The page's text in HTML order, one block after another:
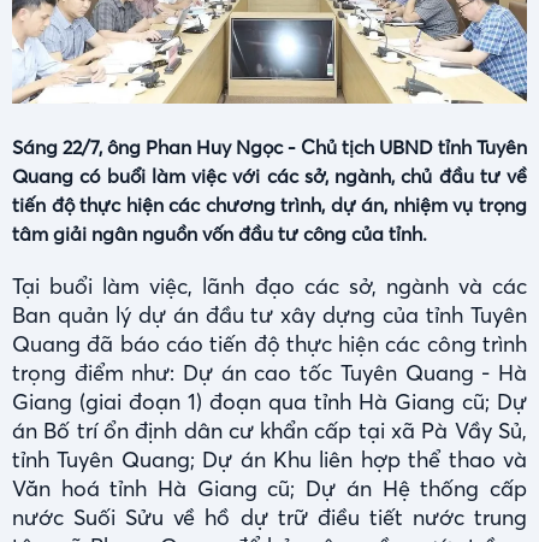
Sáng 22/7, ông Phan Huy Ngọc - Chủ tịch UBND tỉnh Tuyên
Quang có buổi làm việc với các sở, ngành, chủ đầu tư về
tiến độ thực hiện các chương trình, dự án, nhiệm vụ trọng
tâm giải ngân nguồn vốn đầu tư công của tỉnh.
Tại buổi làm việc, lãnh đạo các sở, ngành và các
Ban quản lý dự án đầu tư xây dựng của tỉnh Tuyên
Quang đã báo cáo tiến độ thực hiện các công trình
trọng điểm như: Dự án cao tốc Tuyên Quang - Hà
Giang (giai đoạn 1) đoạn qua tỉnh Hà Giang cũ; Dự
án Bố trí ổn định dân cư khẩn cấp tại xã Pà Vầy Sủ,
tỉnh Tuyên Quang; Dự án Khu liên hợp thể thao và
Văn hoá tỉnh Hà Giang cũ; Dự án Hệ thống cấp
nước Suối Sửu về hồ dự trữ điều tiết nước trung